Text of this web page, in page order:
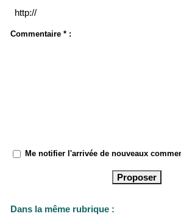
Commentaire * :
Me notifier l'arrivée de nouveaux
Dans la même rubrique :